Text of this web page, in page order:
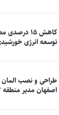
توسعه انرژی
طراحی و نصب
اصفهان مدیر منطقه ۷